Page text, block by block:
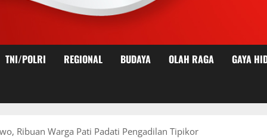
TNI/POLRI REGIONAL BUDAYA OLAH RAGA GAYA
Ribuan Warga Pati Padati Pengadilan Tipikor